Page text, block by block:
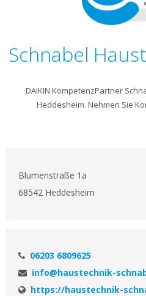
Schnabel
DAIKIN KompetenzPartner
Heddesheim. Nehmen Sie
Blumenstraße 1a
68542 Heddesheim
06203 6809625
info@haustechnik-
https://haustechnik-